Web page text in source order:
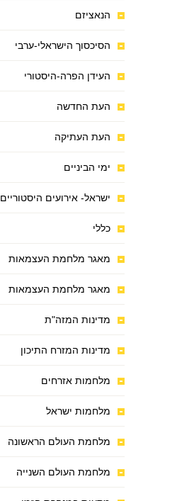
הנאציזם
הסיכסוך הישראלי-ערבי
העידן הפרה-היסטורי
העת החדשה
העת העתיקה
ימי הביניים
ישראל- אירועים היסטוריים
כללי
מאגר מלחמת העצמאות
מאגר מלחמת העצמאות
מדינות המזה"ת
מדינות המזרח התיכון
מלחמות אזרחים
מלחמות ישראל
מלחמת העולם הראשונה
מלחמת העולם השנייה